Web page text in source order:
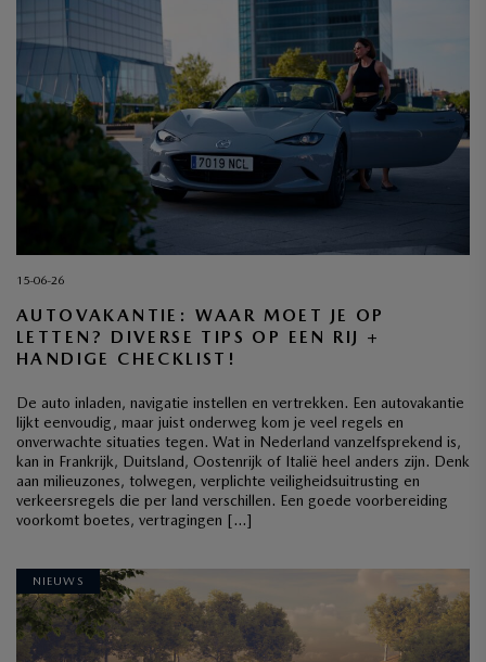
15-06-26
AUTOVAKANTIE: WAAR MOET JE OP
LETTEN? DIVERSE TIPS OP EEN RIJ +
HANDIGE CHECKLIST!
De auto inladen, navigatie instellen en vertrekken. Een autovakantie
lijkt eenvoudig, maar juist onderweg kom je veel regels en
onverwachte situaties tegen. Wat in Nederland vanzelfsprekend is,
kan in Frankrijk, Duitsland, Oostenrijk of Italië heel anders zijn. Denk
aan milieuzones, tolwegen, verplichte veiligheidsuitrusting en
verkeersregels die per land verschillen. Een goede voorbereiding
voorkomt boetes, vertragingen […]
NIEUWS